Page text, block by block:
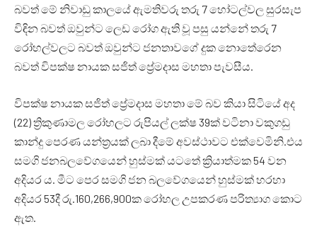
බවත් මේ නිවාඩු කාලයේ ඇමතිවරු තරු 7 හෝටල්වල සුරසැප
විඳින බවත් ඔවුන්ට ලෙඩ රෝග ඇති වූ පසු යන්නේ තරු 7
රෝහල්වලට බවත් ඔවුන්ට ජනතාවගේ දුක නොතේරෙන
බවත් විපක්ෂ නායක සජිත් ප්‍රේමදාස මහතා පැවසීය.
විපක්ෂ නායක සජිත් ප්‍රේමදාස මහතා මේ බව කියා සිටියේ අද
(22) ත්‍රිකුණාමල රෝහලට රුපියල් ලක්ෂ 39ක් වටිනා වකුගඩු
කාන්දු පෙරණ යන්ත්‍රයක් ලබා දීමේ අවස්ථාවට එක්වෙමිනි.එය
සමගි ජනබලවේගයෙන් හුස්මක් යටතේ ක්‍රියාත්මක 54 වන
අදියර ය. මීට පෙර සමගි ජන බලවේගයෙන් හුස්මක් හරහා
අදියර 53දී රු.160,266,900ක රෝහල උපකරණ පරිත්‍යාග කොට
ඇත.